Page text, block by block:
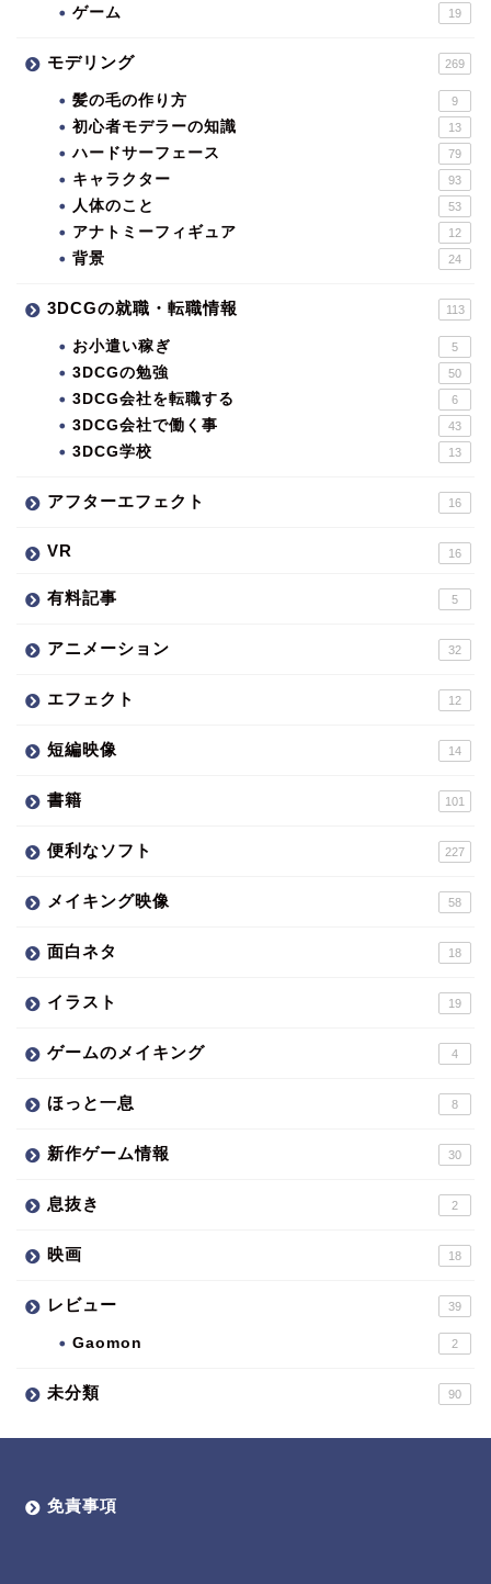
ゲーム 19
モデリング 269
髪の毛の作り方 9
初心者モデラーの知識 13
ハードサーフェース 79
キャラクター 93
人体のこと 53
アナトミーフィギュア 12
背景 24
3DCGの就職・転職情報 113
お小遣い稼ぎ 5
3DCGの勉強 50
3DCG会社を転職する 6
3DCG会社で働く事 43
3DCG学校 13
アフターエフェクト 16
VR 16
有料記事 5
アニメーション 32
エフェクト 12
短編映像 14
書籍 101
便利なソフト 227
メイキング映像 58
面白ネタ 18
イラスト 19
ゲームのメイキング 4
ほっと一息 8
新作ゲーム情報 30
息抜き 2
映画 18
レビュー 39
Gaomon 2
未分類 90
免責事項